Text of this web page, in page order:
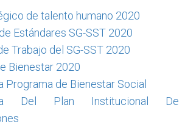
de talento humano 2020
Estándares SG-SST 2020
Trabajo del SG-SST 2020
Bienestar 2020
Programa de Bienestar Social
Del Plan Institucional De